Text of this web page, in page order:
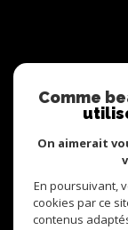
Comme
On aimerait
En poursuivant,
cookies par ce
contenus